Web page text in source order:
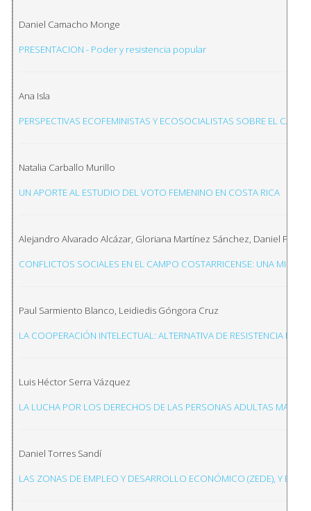
Daniel Camacho Monge
PRESENTACION - Poder y resistencia popular
Ana Isla
PERSPECTIVAS ECOFEMINISTAS Y ECOSOCIALISTAS SOBRE EL
Natalia Carballo Murillo
UN APORTE AL ESTUDIO DEL VOTO FEMENINO EN COSTA RICA
Alejandro Alvarado Alcázar, Gloriana Martínez Sánchez, Daniel
CONFLICTOS SOCIALES EN EL CAMPO COSTARRICENSE: UNA
Paul Sarmiento Blanco, Leidiedis Góngora Cruz
LA COOPERACIÓN INTELECTUAL: ALTERNATIVA DE RESISTENCIA
Luis Héctor Serra Vázquez
LA LUCHA POR LOS DERECHOS DE LAS PERSONAS ADULTAS
Daniel Torres Sandí
LAS ZONAS DE EMPLEO Y DESARROLLO ECONÓMICO (ZEDE), Y EL